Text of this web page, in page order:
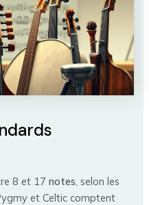
8 et 17notes , selon les
et Celtic comptent